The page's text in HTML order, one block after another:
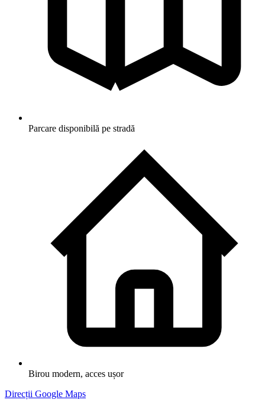
Parcare disponibilă pe stradă
Birou modern, acces ușor
Direcții Google Maps